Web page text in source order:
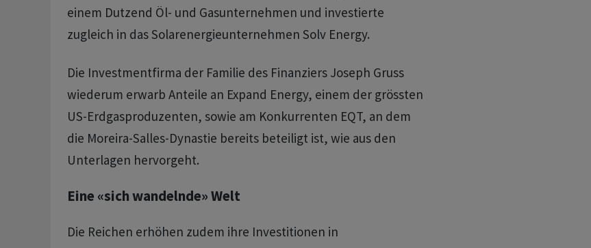
einem Dutzend Öl- und Gasunternehmen und investierte
zugleich in das Solarenergieunternehmen Solv Energy.
Die Investmentfirma der Familie des Finanziers Joseph Gruss
wiederum erwarb Anteile an Expand Energy, einem der grössten
US-Erdgasproduzenten, sowie am Konkurrenten EQT, an dem
die Moreira-Salles-Dynastie bereits beteiligt ist, wie aus den
Unterlagen hervorgeht.
Eine «sich wandelnde» Welt
Die Reichen erhöhen zudem ihre Investitionen in